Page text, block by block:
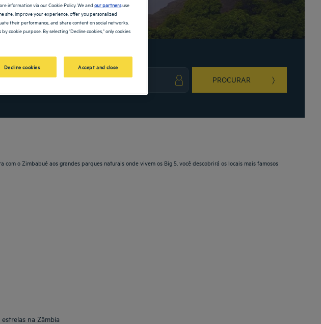
a date. Press the question mark key to get the keyboard shortcuts for changing dates.
with the calendar and select a date. Press the question mark key to get the keyboard shortcuts for changing
PROCURAR
o Zimbabué aos grandes parques naturais onde vivem os Big 5, você descobrirá os locais mais famosos
na Zâmbia
information via our Cookie Policy. We andour partnersuse
site, improve your experience, offer you personalized
their performance, and share content on social networks.
cookie purpose. By selecting "Decline cookies," only cookies
Decline cookies Accept and close